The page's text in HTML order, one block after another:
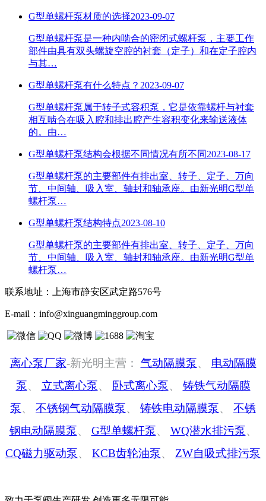
G型单螺杆泵材质的选择2023-09-07
G型单螺杆泵是一种内啮合的密闭式螺杆泵，主要工作
部件由具有双头螺旋空腔的衬套（定子）和在定子腔内
与其…
G型单螺杆泵有什么特点？ 2023-09-07
G型单螺杆泵属于转子式容积泵，它是依靠螺杆与衬套
相互啮合在吸入腔和排出腔产生容积变化来输送液体
的。由…
G型单螺杆泵结构会根据不同情况有所不同 2023-08-17
G型单螺杆泵的主要部件有排出室、转子、定子、万向
节、中间轴、吸入室、轴封和轴承座。由新光明G型单
螺杆泵…
G型单螺杆泵结构特点2023-08-10
G型单螺杆泵的主要部件有排出室、转子、定子、万向
节、中间轴、吸入室、轴封和轴承座。由新光明G型单
螺杆泵…
联系地址： 上海市静安区武定路576号
E-mail： info@xinguangminggroup.com
离心泵厂家-新光明主营： 气动隔膜泵、 电动隔膜
泵、 立式离心泵、 卧式离心泵、 铸铁气动隔膜
泵、 不锈钢气动隔膜泵、 铸铁电动隔膜泵、 不锈
钢电动隔膜泵、 G型单螺杆泵、 WQ潜水排污泵、
CQ磁力驱动泵、 KCB齿轮油泵、 ZW自吸式排污泵